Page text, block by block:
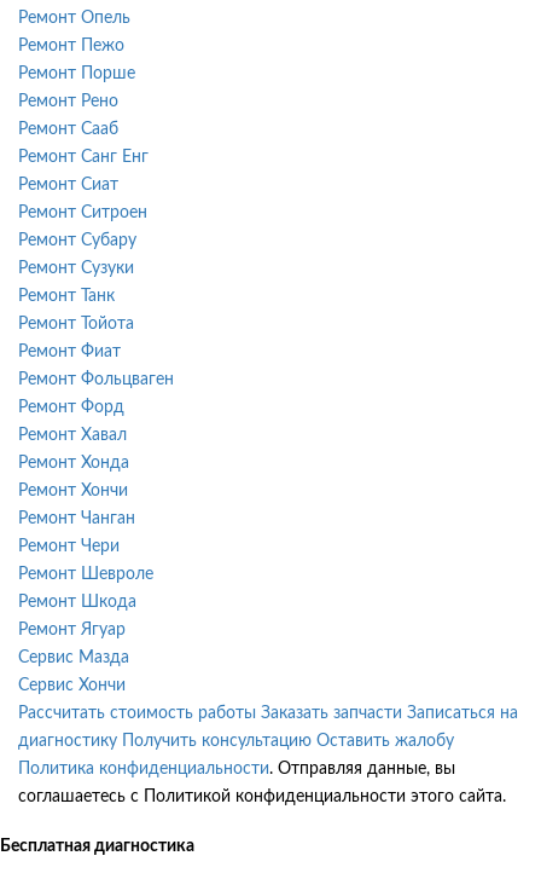
Ремонт Опель
Ремонт Пежо
Ремонт Порше
Ремонт Рено
Ремонт Сааб
Ремонт Санг Енг
Ремонт Сиат
Ремонт Ситроен
Ремонт Субару
Ремонт Сузуки
Ремонт Танк
Ремонт Тойота
Ремонт Фиат
Ремонт Фольцваген
Ремонт Форд
Ремонт Хавал
Ремонт Хонда
Ремонт Хончи
Ремонт Чанган
Ремонт Чери
Ремонт Шевроле
Ремонт Шкода
Ремонт Ягуар
Сервис Мазда
Сервис Хончи
Рассчитать стоимость работы Заказать запчасти Записаться на
диагностику
Получить консультацию Оставить жалобу
Политика конфиденциальности. Отправляя данные, вы
соглашаетесь с Политикой конфиденциальности этого сайта.
Бесплатная диагностика